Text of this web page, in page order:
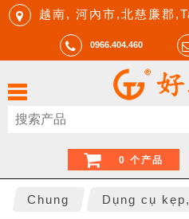
越南, 河內市,北慈廉郡
0966.404.460
0 个产品
Chung Dụng cụ